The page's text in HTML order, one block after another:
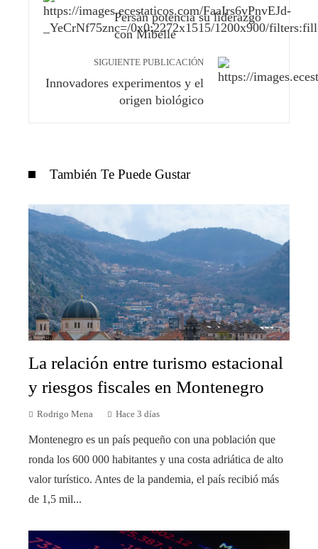
Persán potencia su liderazgo
con Mibelle
SIGUIENTE PUBLICACIÓN
Innovadores experimentos y el
origen biológico
También Te Puede Gustar
La relación entre turismo estacional
y riesgos fiscales en Montenegro
Rodrigo Mena Hace 3 días
Montenegro es un país pequeño con una población que
ronda los 600 000 habitantes y una costa adriática de alto
valor turístico. Antes de la pandemia, el país recibió más
de 1,5 mil...